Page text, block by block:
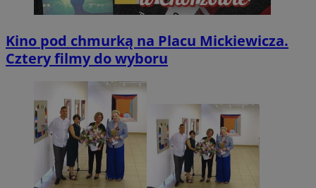
Kino pod chmurką na Placu Mickiewicza.
Cztery filmy do wyboru